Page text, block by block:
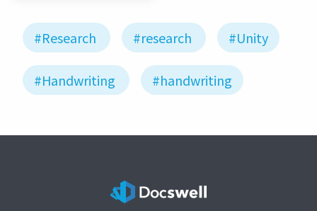
#Research #research #Unity
#Handwriting #handwriting